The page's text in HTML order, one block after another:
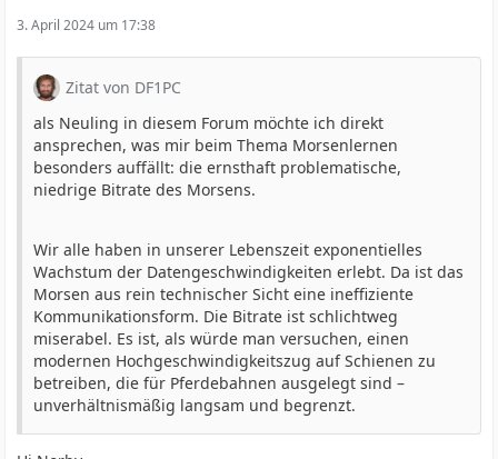
3. April 2024 um 17:38
Zitat von DF1PC
als Neuling in diesem Forum möchte ich direkt
ansprechen, was mir beim Thema Morsenlernen
besonders auffällt: die ernsthaft problematische,
niedrige Bitrate des Morsens.
Wir alle haben in unserer Lebenszeit exponentielles
Wachstum der Datengeschwindigkeiten erlebt. Da ist das
Morsen aus rein technischer Sicht eine ineffiziente
Kommunikationsform. Die Bitrate ist schlichtweg
miserabel. Es ist, als würde man versuchen, einen
modernen Hochgeschwindigkeitszug auf Schienen zu
betreiben, die für Pferdebahnen ausgelegt sind –
unverhältnismäßig langsam und begrenzt.